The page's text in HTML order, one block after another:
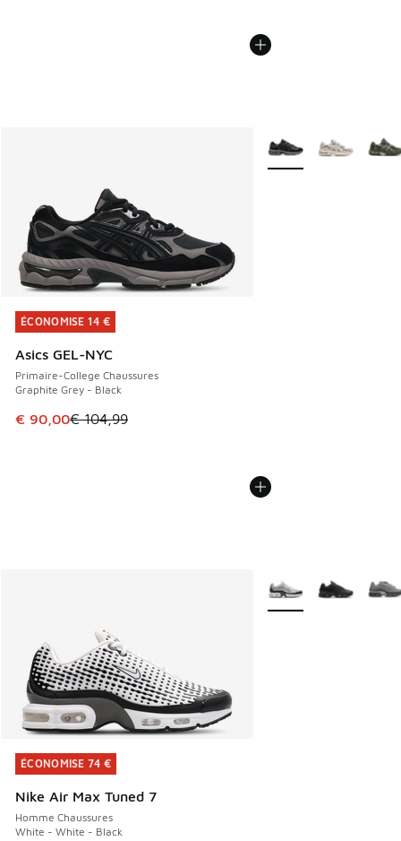
ÉCONOMISE 14 €
Asics GEL-NYC
Primaire-College Chaussures
Graphite Grey - Black
Cet article est en promotion. Prix en baisse de € 104,99 à
€ 90,00€ 104,99
ÉCONOMISE 14 €
Plus de couleurs
ÉCONOMISE 74 €
Nike Air Max Tuned 7
Homme Chaussures
White - White - Black
ÉCONOMISE 74 €
Plus de couleurs